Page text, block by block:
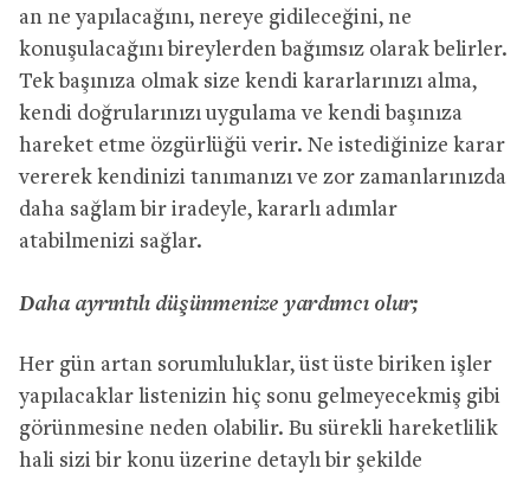
an ne yapılacağını, nereye gidileceğini, ne
konuşulacağını bireylerden bağımsız olarak belirler.
Tek başınıza olmak size kendi kararlarınızı alma,
kendi doğrularınızı uygulama ve kendi başınıza
hareket etme özgürlüğü verir. Ne istediğinize karar
vererek kendinizi tanımanızı ve zor zamanlarınızda
daha sağlam bir iradeyle, kararlı adımlar
atabilmenizi sağlar.
Daha ayrıntılı düşünmenize yardımcı olur;
Her gün artan sorumluluklar, üst üste biriken işler
yapılacaklar listenizin hiç sonu gelmeyecekmiş gibi
görünmesine neden olabilir. Bu sürekli hareketlilik
hali sizi bir konu üzerine detaylı bir şekilde